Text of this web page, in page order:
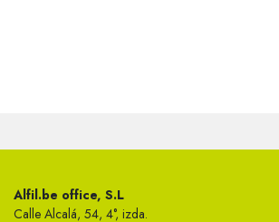
Alfil.be office, S.L
Calle Alcalá, 54, 4°, izda.